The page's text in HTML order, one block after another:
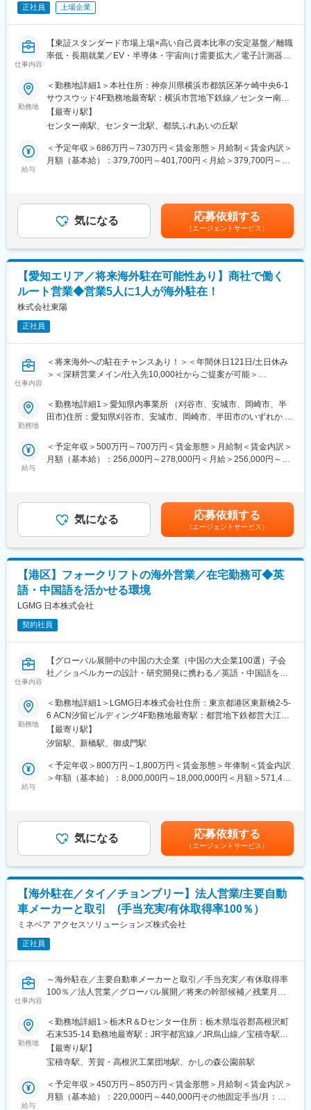
マネージャー：4人（40中盤2人、40歳、32歳）
若手から意見を言うこともできるほどの経営陣の風通しの良さ
も、やりたいことを実現できる会社としての体力もあります。ま
きるほど、高い技術力を誇ります。
■企業概要
当社は、本社をタイに置く日系の自動車部品メーカーのグループ
会社です。
タイにて自動車部分品（ステアリング部分品、エンジン部分品
等）のアルミダイカスト製品の鋳造・精密加工を行っており、当
年12月末には工場が完成し日本での製品製造も手がけています。
て約30年間アルミダイカスト製品を生産し、無借金経営を続けて
まいりました。グループ全体で世界16か国の自動車メーカー、自
動車部品メーカーに商品を供給しており、特に米国においては、
新車販売ランキングトップクラスの複数車種に当社部品を使用い
ただいています。
変更の範囲：会社の定める業務
正社員 上場企業
仕事内容
【東証スタンダード市場上場×高い自己資本比率の安定基盤／離職
率低・長期就業／EV・半導体・宇宙向け需要拡大／電子計測器・
■職務内容：
ご入社後は菊水電子工業株式会社へ出向いただき、自社製品(電子
計測器／電源装置)の海外営業(主に欧米)をご担当していただきま
す。
■職務詳細：
※現在グループ会社がカリフォルニア、デュッセルドルフ（ドイ
ツ）、上海、バンガロール（インド）にあるため、欧米はもちろ
んのこと、中国・ドイツ・インドアジアなど他の地域にも携わっ
※海外出張：年間1回(一週間)程度
■就業環境：
当社は、年間休日126日、想定残業5時間程度、有給取得日数9.7
日と就業環境良好です。
また、通勤交通費／家族手当／住宅補助手当などの制度もあり、
長期就業できる環境が整っております。
■当社製品について
（1）電子計測器
の測定・試験に使用されています。近年では電池関連市場ならび
にパワー半導体関連市場に向けて好調に推移しています。
研究開発や製造工場などで安定した電力を供給する設備として使
用されています。
■当社（出向先）について：
当社は、1951年に設立し70年以上の長きにわたり、電子計測器お
技術の基盤を支えて参りました。
顧客先は、公官庁、自動車関連メーカー、家電メーカーなどの世
界に冠たるメーカーとなっており、海外売上も好調で、経営基盤
は安定しています。EVをはじめとした自動車業界からの需要が特
に多くなっており、21年度・22年度と2年連続で過去最高売上を
更新し、業績好調な企業です。
当社の製品はモノづくりには欠かすことの出来ない製品であり、
EV・宇宙市場など新たな産業も活況な為、将来性もございます。
変更の範囲：会社の定める業務
勤務地
＜勤務地詳細1＞本社住所：神奈川県横浜市都筑区茅ケ崎中央6-1
サウスウッド4F勤務地最寄駅：横浜市営地下鉄線／センター南駅
受動喫煙対策：屋内全面禁煙＜勤務地詳細2＞海外住所：海外 受
動喫煙対策：その他（ ）変更の範囲：会社の定める事業所
【最寄り駅】
センター南駅、センター北駅、都筑ふれあいの丘駅
給与
＜予定年収＞686万円～730万円＜賃金形態＞月給制＜賃金内訳＞
月額（基本給）：379,700円～401,700円＜月給＞379,700円～
は、基本給（ライフプラン手当含）、一律手当,その他手当を含み
ます 賃金はあくまでも目安の金額であり、選考を通じて上下す
る可能性があります。月給(月額)は固定手当を含めた表記です。
気になる 応募依頼する
（エージェントサービス）
【愛知エリア／将来海外駐在可能性あり】商社で働く
ルート営業◆営業5人に1人が海外駐在！
株式会社東陽
正社員
仕事内容
＜将来海外への駐在チャンスあり！＞＜年間休日121日/土日休み
＞＜深耕営業メイン/仕入先10,000社からご提案が可能＞
まずは数年間、愛知県内の営業所にてルート営業をお任せいたし
ます。(期間については個人差がございますため面接にてお伝えい
■業務内容：
主に大手自動車部品メーカー様向けに、工具製品・工作機械のル
営業スタイルは、チーム体制による深耕型の提案営業が中心で、
顧客に対し継続的な訪問を通じてニーズを把握し、最適な製品の
ご提案から納期管理、調整業務までを一貫して行っていただきま
す。
■海外について：
海外では8カ国、42拠点展開するグローバル企業です。今後さら
に海外事業を強化する方針のもと、新卒・キャリア採用に関わら
ず数年間、国内で実績・経験を積んだ後、機会があれば誰でもチ
ャレンジ可能な環境です。
インド・タイ・インドネシア・チェコを想定しております。
当社の仕入れ先は10,000社に及ぶため、顧客の課題を解決できる
仕入れ先と連携の上、ソリューションを提案することができま
す。また、顧客から工作機械や設備全般の依頼があった際には、
加工や組付の手配も行う他、据付に立ち合う場合もあります。
■東陽で活躍できる人：
単なる製品の販売にとどまらず、お客様との信頼関係の構築を重
ます。
■入社時に専門知識がなくても活躍できるか？
しており、入社時に専門的な知識がなくても問題ありません。入
社後は、社内勉強会やメーカーによる研修等を通じて、必要な知
識やスキルを基礎から学ぶことができます。学ぶ意欲があれば、
着実に成長できる環境が整っております。
勤務地
＜勤務地詳細1＞愛知県内事業所 （刈谷市、安城市、岡崎市、半
田市)住所：愛知県刈谷市、安城市、岡崎市、半田市のいずれか 受
喫煙対策：屋内全面禁煙
給与
＜予定年収＞500万円～700万円＜賃金形態＞月給制＜賃金内訳＞
月額（基本給）：256,000円～278,000円＜月給＞256,000円～
給：年1回(5月)賃金はあくまでも目安の金額であり、選考を通じ
て上下する可能性があります。月給(月額)は固定手当を含めた表記
です。
気になる 応募依頼する
（エージェントサービス）
【港区】フォークリフトの海外営業／在宅勤務可◆英
語・中国語を活かせる環境
LGMG 日本株式会社
契約社員
仕事内容
【グローバル展開中の中国の大企業（中国の大企業100選）子会
社／ショベルカーの設計・研究開発に携わる／英語・中国語を活
■業務概要：
建設機器や輸送機器メーカーとしてグローバルに活躍する当社に
て、フォークリフトのグローバル営業及び運営をお任せします。
今後日本法人を拡大していくにあたり、営業者を募集しておりま
す。
リアの顧客開拓と維持を行う。
・担当エリアにおける主要な契約の策定・交渉、重要なイベント
の企画・運営を担当し、商業リスクや法的責任を評価・管理す
向、業界のベンチマーク、競合企業、当社の状況を十分に分析す
る。
・会社が指示するその他の業務を行うこと。
■同社について：
同社は、中国でトップクラスシェアを誇る建設機械産業会社のグ
ループ企業（日本法人）として設立されました。親会社は本国、
機械業界のトップ100企業の一つであり、中国の建設機械産業の
トップ4グループの一つです。
同社では建設現場や鉱山において利用される高所作業車の製造・
ことが評価され、同社の製品は世界中の建設現場で利用されてい
ます。
変更の範囲：会社の定める業務
勤務地
＜勤務地詳細1＞LGMG日本株式会社住所：東京都港区東新橋2-5-
6 ACN汐留ビルディング4F勤務地最寄駅：都営地下鉄都営大江戸
線／汐留駅受動喫煙対策：屋内全面禁煙＜勤務地詳細2＞中国での
勤務地住所：中国 受動喫煙対策：屋内全面禁煙変更の範囲：勤務
【最寄り駅】
汐留駅、新橋駅、御成門駅
給与
＜予定年収＞800万円～1,800万円＜賃金形態＞年俸制＜賃金内訳
＞年額（基本給）：8,000,000円～18,000,000円＜月額＞571,428
気になる 応募依頼する
（エージェントサービス）
【海外駐在／タイ／チョンブリー】法人営業/主要自動
車メーカーと取引 (手当充実/有休取得率100％）
ミネベア アクセスソリューションズ株式会社
正社員
仕事内容
～海外駐在／主要自動車メーカーと取引／手当充実／有休取得率
100％／法人営業／グローバル展開／将来の幹部候補／残業月平
【海外拠点で活躍】グローバルに世界各国で勤務可能！北米、ヨ
ーロッパ、中南米、中国と全世界に事業展開しています。
【やりがい】将来の幹部候補として、裁量を持ち幅広い管理業務
に携わることが可能
【働く環境】通訳あり/完全週休2日制/福利厚生充実◎／残業月平
均20H程度
勤務地
＜勤務地詳細1＞栃木R＆Dセンター住所：栃木県塩谷郡高根沢町
石末535-14 勤務地最寄駅：JR宇都宮線／JR烏山線／宝積寺駅受
動喫煙対策：敷地内喫煙可能場所あり＜勤務地詳細2＞ミネベアア
クセスソリューションズタイ住所：Amata Nakorn Industrial
会社の定める事業所
【最寄り駅】
宝積寺駅、芳賀・高根沢工業団地駅、かしの森公園前駅
給与
＜予定年収＞450万円～850万円＜賃金形態＞月給制＜賃金内訳＞
月額（基本給）：220,000円～440,000円その他固定手当/月：